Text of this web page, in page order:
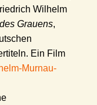
Wilhelm
Grauens,
Ein Film
Murnau-